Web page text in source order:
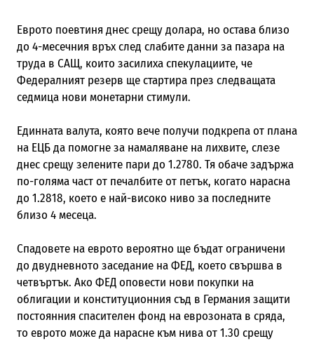
Еврото поевтиня днес срещу долара, но остава близо
до 4-месечния връх след слабите данни за пазара на
труда в САЩ, които засилиха спекулациите, че
Федералният резерв ще стартира през следващата
седмица нови монетарни стимули.
Единната валута, която вече получи подкрепа от плана
на ЕЦБ да помогне за намаляване на лихвите, слезе
днес срещу зелените пари до 1.2780. Тя обаче задържа
по-голяма част от печалбите от петък, когато нарасна
до 1.2818, което е най-високо ниво за последните
близо 4 месеца.
Спадовете на еврото вероятно ще бъдат ограничени
до двудневното заседание на ФЕД, което свършва в
четвъртък. Ако ФЕД оповести нови покупки на
облигации и конституционния съд в Германия защити
постоянния спасителен фонд на еврозоната в сряда,
то еврото може да нарасне към нива от 1.30 срещу